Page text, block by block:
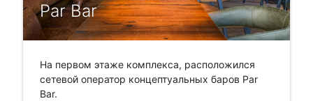
Par Bar
На первом этаже комплекса, расположился
сетевой оператор концептуальных баров Par
Bar.